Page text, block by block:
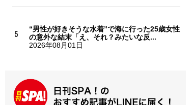
“男性が好きそうな水着”で海に行った25歳女性
の意外な結末「え、それ？みたいな反...
2026年08月01日